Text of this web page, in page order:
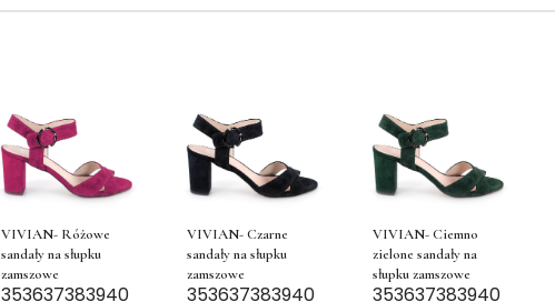
VIVIAN- Różowe
sandały na słupku
zamszowe
353637383940
VIVIAN- Czarne
sandały na słupku
zamszowe
353637383940
VIVIAN- Ciemno
zielone sandały na
słupku zamszowe
353637383940